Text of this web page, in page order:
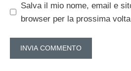
Salva il mio nome, email e
browser per la prossima